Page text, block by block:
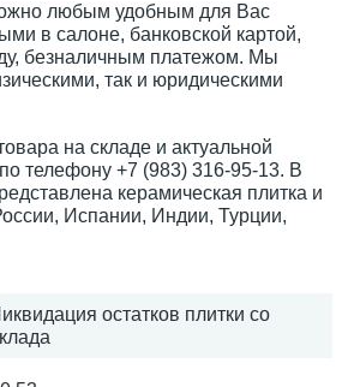
любым удобным для Вас
в салоне, банковской картой,
безналичным платежом. Мы
так и юридическими
на складе и актуальной
телефону +7 (983) 316-95-13. В
керамическая плитка и
Испании, Индии, Турции,
остатков плитки со